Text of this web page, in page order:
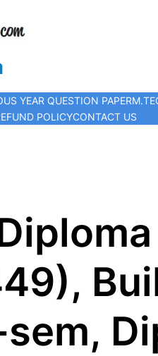
YEAR QUESTION PAPER
POLICYCONTACT US